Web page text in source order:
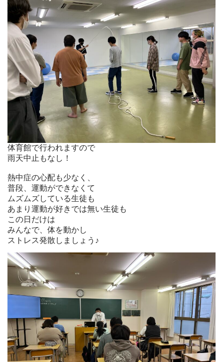
体育館で行われますので
雨天中止もなし！
熱中症の心配も少なく、
普段、運動ができなくて
ムズムズしている生徒も
あまり運動が好きでは無い生徒も
この日だけは
みんなで、体を動かし
ストレス発散しましょう♪